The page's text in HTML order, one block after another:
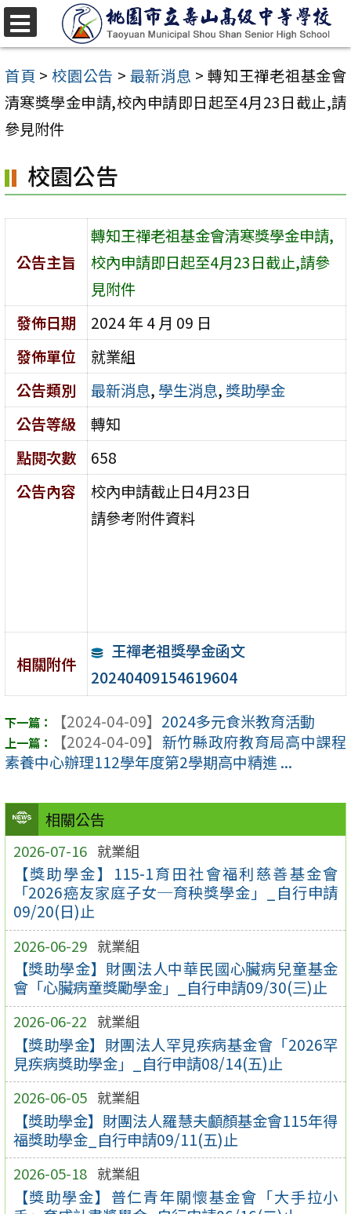
跳
至
主
要
內
區
首頁 > 校園公告 > 最新消息 > 轉知王禪老祖基金會
清寒獎學金申請,校內申請即日起至4月23日截止,請
參見附件
相關公告
2026-07-16 就業組
【獎助學金】115-1育田社會福利慈善基金會
「2026癌友家庭子女─育秧獎學金」_自行申請
09/20(日)止
2026-06-29 就業組
【獎助學金】財團法人中華民國心臟病兒童基金
會「心臟病童獎勵學金」_自行申請09/30(三)止
2026-06-22 就業組
【獎助學金】財團法人罕見疾病基金會「2026罕
見疾病獎助學金」_自行申請08/14(五)止
2026-06-05 就業組
【獎助學金】財團法人羅慧夫顱顏基金會115年得
福獎助學金_自行申請09/11(五)止
2026-05-18 就業組
【獎助學金】普仁青年關懷基金會「大手拉小
校園公告
公告主旨
轉知王禪老祖基金會清寒獎學金申請,
校內申請即日起至4月23日截止,請參
見附件
發佈日期
2024 年 4 月 09 日
發佈單位
就業組
公告類別
最新消息, 學生消息, 獎助學金
公告等級
轉知
點閱次數
658
公告內容
校內申請截止日4月23日
請參考附件資料
相關附件
王禪老祖獎學金函文
20240409154619604
【2024-04-09】 2024多元食米教育活動
【2024-04-09】 新竹縣政府教育局高中課程
素養中心辦理112學年度第2學期高中精進 ...
選
單